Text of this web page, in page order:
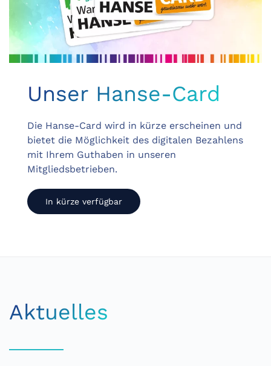
Unser Hanse-Card
Die Hanse-Card wird in kürze erscheinen und
bietet die Möglichkeit des digitalen Bezahlens
mit Ihrem Guthaben in unseren
Mitgliedsbetrieben.
In kürze verfügbar
Aktuelles